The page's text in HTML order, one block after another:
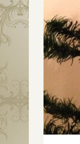
kleur
1e
helft
1900
quantity